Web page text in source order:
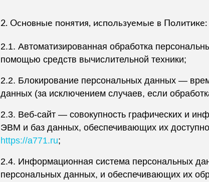
2. Основные понятия, используемые в Политике:
2.1. Автоматизированная обработка
помощью средств вычислительной техники;
2.2. Блокирование персональных данных —
данных (за исключением случаев, если
2.3. Веб-сайт — совокупность графических и
ЭВМ и баз данных, обеспечивающих их
https://a771.ru;
2.4. Информационная система персональных
персональных данных, и обеспечивающих их